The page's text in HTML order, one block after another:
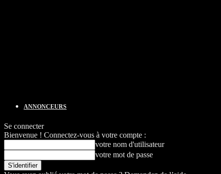
ANNONCEURS
Se connecter
Bienvenue ! Connectez-vous à votre compte :
votre nom d'utilisateur
votre mot de passe